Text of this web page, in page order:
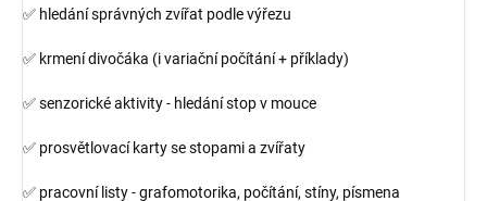
✅ hledání správných zvířat podle výřezu
✅ krmení divočáka (i variační počítání + příklady)
✅ senzorické aktivity - hledání stop v mouce
✅ prosvětlovací karty se stopami a zvířaty
✅ pracovní listy - grafomotorika, počítání, stíny, písmena